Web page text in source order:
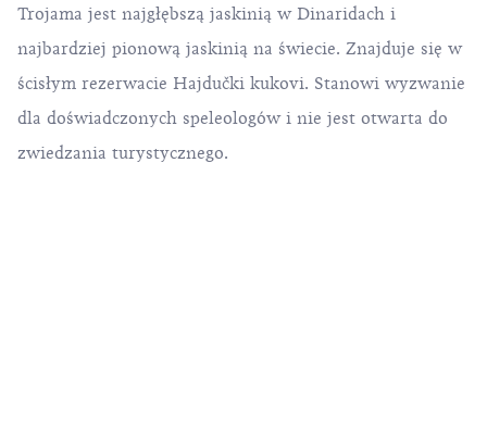
Trojama jest najgłębszą jaskinią w Dinaridach i
najbardziej pionową jaskinią na świecie. Znajduje się w
ścisłym rezerwacie Hajdučki kukovi. Stanowi wyzwanie
dla doświadczonych speleologów i nie jest otwarta do
zwiedzania turystycznego.